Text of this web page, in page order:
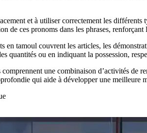
et à utiliser correctement les
de ces pronoms dans les phrases,
en tamoul couvrent les articles, les
quantités ou en indiquant la possession,
une combinaison d’activités de
qui aide à développer une meilleure